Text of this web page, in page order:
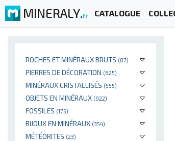
MINERALY.fr CATALOGUE
ROCHES ET MINÉRAUX BRUTS (87)
PIERRES DE DÉCORATION (625)
MINÉRAUX CRISTALLISÉS (555)
OBJETS EN MINÉRAUX (922)
FOSSILES (175)
BIJOUX EN MINÉRAUX (354)
MÉTÉORITES (23)